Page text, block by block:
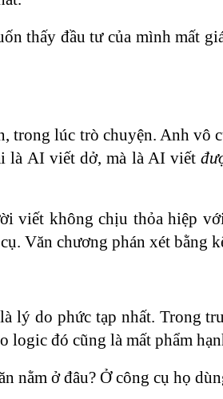
thấy đầu tư của mình mất
trong lúc trò chuyện. Anh vô
là AI viết dở, mà là AI viết
viết không chịu thỏa hiệp
Văn chương phán xét bằng
lý do phức tạp nhất. Trong
logic đó cũng là mất phẩm
nằm ở đâu? Ở công cụ họ